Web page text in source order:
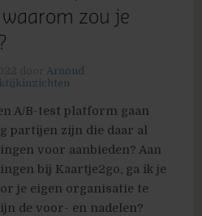
zou je
Arnoud
A/B-test platform gaan
partijen zijn die daar al
voor aanbieden? Aan
bij Kaartje2go, ga ik je
je eigen organisatie te
de voor- en nadelen?